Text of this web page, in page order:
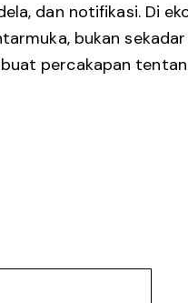
dan notifikasi. Di
bukan
percakapan